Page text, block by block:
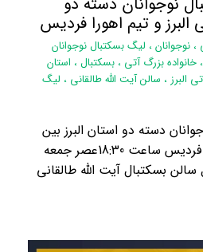
البرز و تیم اهورا فردیس
، نوجوانان، لیگ بسکتبال نوجوانان
، خانواده بزرگ آتی ، بسکتبال، استان
البرز ، سالن آیت الله طالقانی ، لیگ
دسته دو استان البرز‌ بین
دو تیم آتی البرز و تیم اهورا فردیس ساعت 18:30عصر جمعه
بسکتبال آیت الله طالقانی